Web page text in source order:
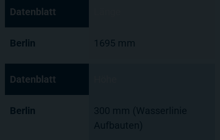
Datenblatt
Berlin 1695 mm
Datenblatt
Berlin
300 mm (Wasserlinie
Aufbauten)